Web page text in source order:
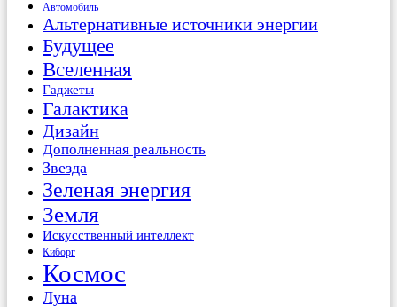
Автомобиль
Альтернативные источники энергии
Будущее
Вселенная
Гаджеты
Галактика
Дизайн
Дополненная реальность
Звезда
Зеленая энергия
Земля
Искусственный интеллект
Киборг
Космос
Луна